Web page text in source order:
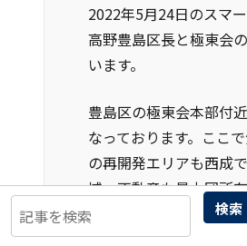
検索
2022年5月24日のスマ
高野豊島区長と極東会
います。
豊島区の極東会本部付
なっております。ここ
の再開発エリアも西成
域、不動産も暴力団所
です。どうやって再開発
か不思議です。